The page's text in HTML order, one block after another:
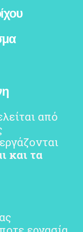
από
και τα